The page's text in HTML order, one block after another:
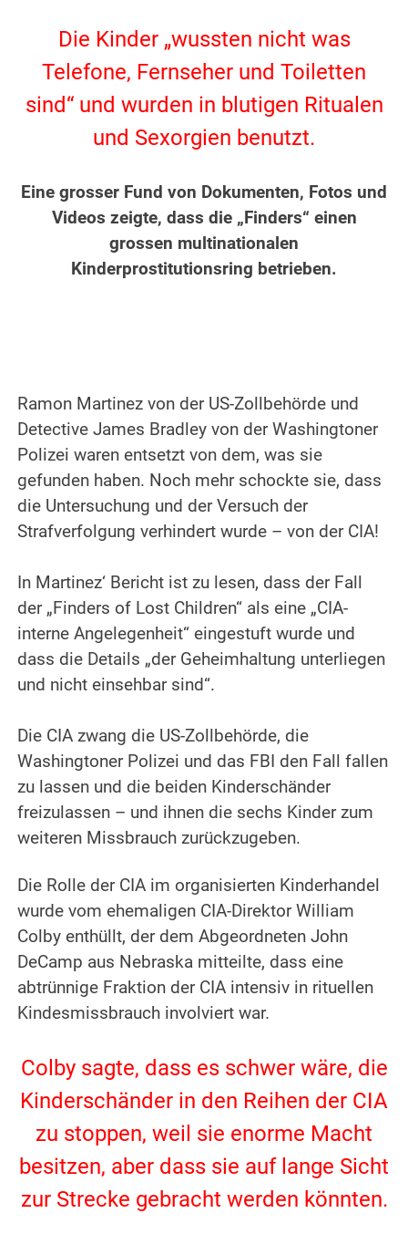
Die Kinder „wussten nicht was
Telefone, Fernseher und Toiletten
sind“ und wurden in blutigen Ritualen
und Sexorgien benutzt.
Eine grosser Fund von Dokumenten, Fotos und
Videos zeigte, dass die „Finders“ einen
grossen multinationalen
Kinderprostitutionsring betrieben.
Ramon Martinez von der US-Zollbehörde und
Detective James Bradley von der Washingtoner
Polizei waren entsetzt von dem, was sie
gefunden haben. Noch mehr schockte sie, dass
die Untersuchung und der Versuch der
Strafverfolgung verhindert wurde – von der CIA!
In Martinez‘ Bericht ist zu lesen, dass der Fall
der „Finders of Lost Children“ als eine „CIA-
interne Angelegenheit“ eingestuft wurde und
dass die Details „der Geheimhaltung unterliegen
und nicht einsehbar sind“.
Die CIA zwang die US-Zollbehörde, die
Washingtoner Polizei und das FBI den Fall fallen
zu lassen und die beiden Kinderschänder
freizulassen – und ihnen die sechs Kinder zum
weiteren Missbrauch zurückzugeben.
Die Rolle der CIA im organisierten Kinderhandel
wurde vom ehemaligen CIA-Direktor William
Colby enthüllt, der dem Abgeordneten John
DeCamp aus Nebraska mitteilte, dass eine
abtrünnige Fraktion der CIA intensiv in rituellen
Kindesmissbrauch involviert war.
Colby sagte, dass es schwer wäre, die
Kinderschänder in den Reihen der CIA
zu stoppen, weil sie enorme Macht
besitzen, aber dass sie auf lange Sicht
zur Strecke gebracht werden könnten.